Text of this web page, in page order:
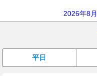
2026年8
平日